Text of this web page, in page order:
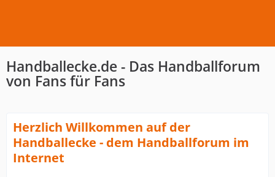
Handballecke.de - Das Handballforum
von Fans für Fans
Herzlich Willkommen auf der
Handballecke - dem Handballforum im
Internet